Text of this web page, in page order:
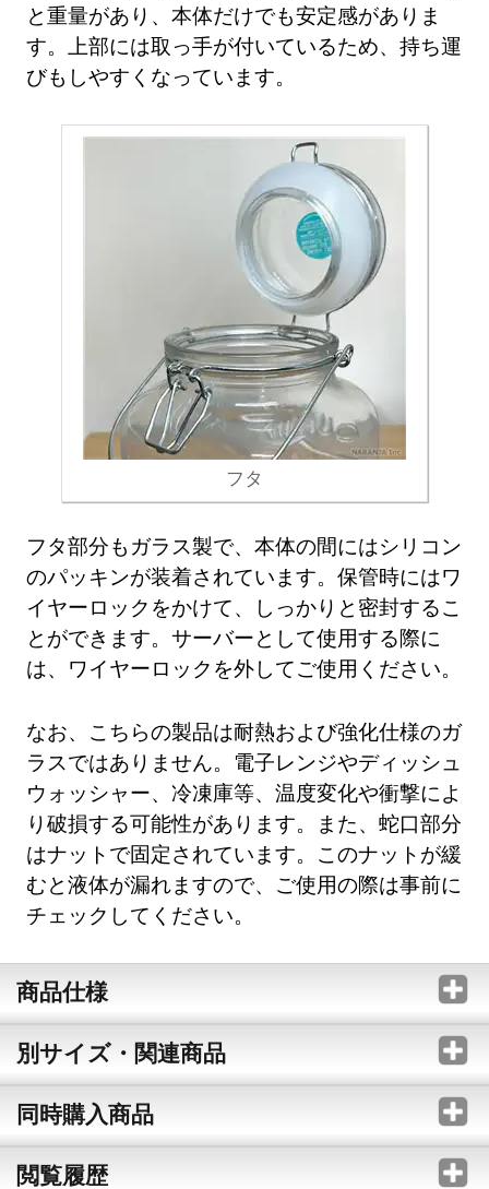
と重量があり、本体だけでも安定感がありま
す。上部には取っ手が付いているため、持ち運
びもしやすくなっています。
フタ
フタ部分もガラス製で、本体の間にはシリコン
のパッキンが装着されています。保管時にはワ
イヤーロックをかけて、しっかりと密封するこ
とができます。サーバーとして使用する際に
は、ワイヤーロックを外してご使用ください。
なお、こちらの製品は耐熱および強化仕様のガ
ラスではありません。電子レンジやディッシュ
ウォッシャー、冷凍庫等、温度変化や衝撃によ
り破損する可能性があります。また、蛇口部分
はナットで固定されています。このナットが緩
むと液体が漏れますので、ご使用の際は事前に
チェックしてください。
商品仕様
別サイズ・関連商品
同時購入商品
閲覧履歴